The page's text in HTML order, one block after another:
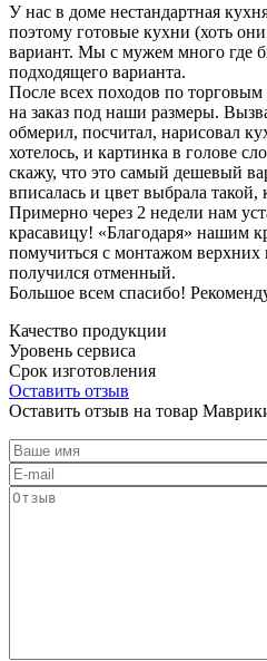
У нас в доме нестандартная
поэтому готовые кухни (хоть
вариант. Мы с мужем много где
подходящего варианта.
После всех походов по
на заказ под наши размеры.
обмерил, посчитал, нарисовал
хотелось, и картинка в голове
скажу, что это самый дешевый
вписалась и цвет выбрала такой,
Примерно через 2 недели нам
красавицу! «Благодаря» нашим
помучиться с монтажом верхних
получился отменный.
Большое всем спасибо!
Качество продукции
Уровень сервиса
Срок изготовления
Оставить отзыв
Оставить отзыв на товар